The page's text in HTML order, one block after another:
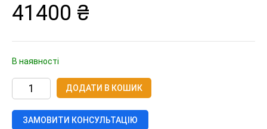
41400 ₴
В наявності
Низковольтна
LiFePO4
GRP5.12/100Ah
кількість
ДОДАТИ В КОШИК
ЗАМОВИТИ КОНСУЛЬТАЦІЮ